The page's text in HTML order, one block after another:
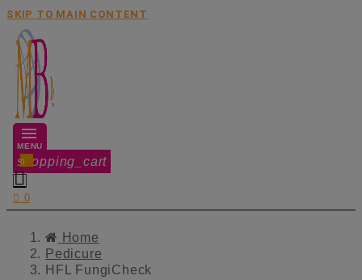
SKIP TO MAIN CONTENT
MENU
shopping_cart
0

 0
Home
Pedicure
HFL FungiCheck